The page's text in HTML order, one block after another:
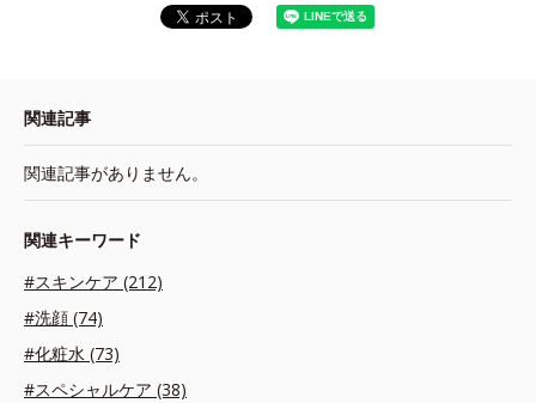
関連記事
関連記事がありません。
関連キーワード
#スキンケア (212)
#洗顔 (74)
#化粧水 (73)
#スペシャルケア (38)